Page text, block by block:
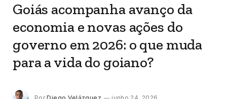
Goiás acompanha avanço da
economia e novas ações do
governo em 2026: o que muda
para a vida do goiano?